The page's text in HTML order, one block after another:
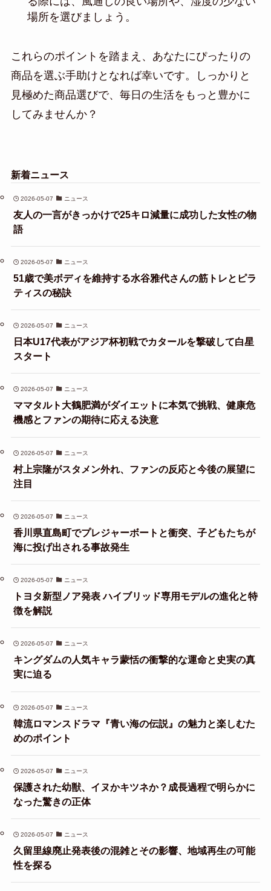
場所を選びましょう。
これらのポイントを踏まえ、あなたにぴったりの
商品を選ぶ手助けとなれば幸いです。しっかりと
見極めた商品選びで、毎日の生活をもっと豊かに
してみませんか？
新着ニュース
2026-05-07 ニュース
友人の一言がきっかけで25キロ減量に成功した女性の物
語
2026-05-07 ニュース
51歳で美ボディを維持する水谷雅代さんの筋トレとピラ
ティスの秘訣
2026-05-07 ニュース
日本U17代表がアジア杯初戦でカタールを撃破して白星
スタート
2026-05-07 ニュース
ママタルト大鶴肥満がダイエットに本気で挑戦、健康危
機感とファンの期待に応える決意
2026-05-07 ニュース
村上宗隆がスタメン外れ、ファンの反応と今後の展望に
注目
2026-05-07 ニュース
香川県直島町でプレジャーボートと衝突、子どもたちが
海に投げ出される事故発生
2026-05-07 ニュース
トヨタ新型ノア発表 ハイブリッド専用モデルの進化と特
徴を解説
2026-05-07 ニュース
キングダムの人気キャラ蒙恬の衝撃的な運命と史実の真
実に迫る
2026-05-07 ニュース
韓流ロマンスドラマ『青い海の伝説』の魅力と楽しむた
めのポイント
2026-05-07 ニュース
保護された幼獣、イヌかキツネか？成長過程で明らかに
なった驚きの正体
2026-05-07 ニュース
久留里線廃止発表後の混雑とその影響、地域再生の可能
性を探る